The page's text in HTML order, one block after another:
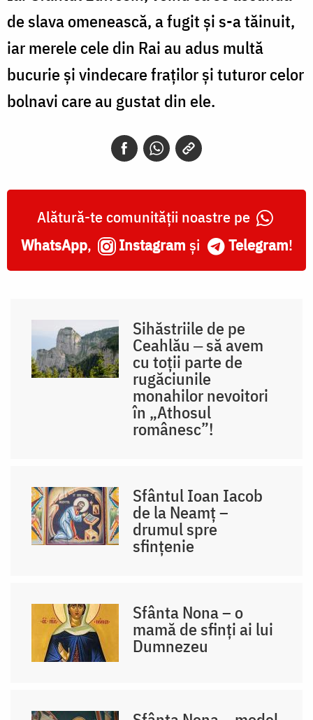
de slava omenească, a fugit și s-a tăinuit,
iar merele cele din Rai au adus multă
bucurie și vindecare fraților și tuturor celor
bolnavi care au gustat din ele.
Alătură-te comunității noastre pe
WhatsApp, Instagram și Telegram!
Sihăstriile de pe
Ceahlău ‒ să avem
cu toții parte de
rugăciunile
monahilor nevoitori
în „Athosul
românesc”!
Sfântul Ioan Iacob
de la Neamț –
drumul spre
sfințenie
Sfânta Nona – o
mamă de sfinți ai lui
Dumnezeu